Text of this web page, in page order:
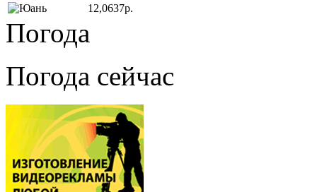
12,0637р.
Погода
Погода сейчас